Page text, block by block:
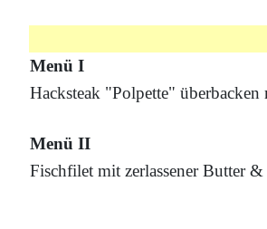
Menü I
Hacksteak "Polpette"
Menü II
Fischfilet mit zerlassener Butter